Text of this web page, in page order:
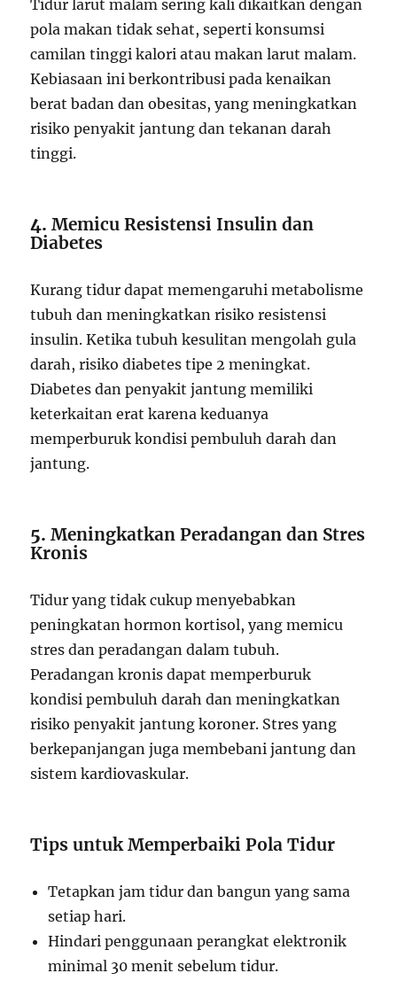
Tidur larut malam sering kali dikaitkan dengan
pola makan tidak sehat, seperti konsumsi
camilan tinggi kalori atau makan larut malam.
Kebiasaan ini berkontribusi pada kenaikan
berat badan dan obesitas, yang meningkatkan
risiko penyakit jantung dan tekanan darah
tinggi.
4.Memicu Resistensi Insulin dan
Diabetes
Kurang tidur dapat memengaruhi metabolisme
tubuh dan meningkatkan risiko resistensi
insulin. Ketika tubuh kesulitan mengolah gula
darah, risiko diabetes tipe 2 meningkat.
Diabetes dan penyakit jantung memiliki
keterkaitan erat karena keduanya
memperburuk kondisi pembuluh darah dan
jantung.
5.Meningkatkan Peradangan dan Stres
Kronis
Tidur yang tidak cukup menyebabkan
peningkatan hormon kortisol, yang memicu
stres dan peradangan dalam tubuh.
Peradangan kronis dapat memperburuk
kondisi pembuluh darah dan meningkatkan
risiko penyakit jantung koroner. Stres yang
berkepanjangan juga membebani jantung dan
sistem kardiovaskular.
Tips untuk Memperbaiki Pola Tidur
Tetapkan jam tidur dan bangun yang sama
setiap hari.
Hindari penggunaan perangkat elektronik
minimal 30 menit sebelum tidur.